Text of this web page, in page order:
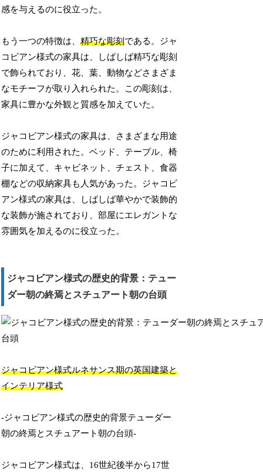
感を与えるのに役立った。
もう一つの特徴は、精巧な彫刻である。ジャ
コビアン様式の家具は、しばしば精巧な彫刻
で飾られており、花、葉、動物などさまざま
なモチーフが取り入れられた。この彫刻は、
家具に豊かな外観と質感を加えていた。
ジャコビアン様式の家具は、さまざまな用途
のために利用された。ベッド、テーブル、椅
子に加えて、キャビネット、チェスト、食器
棚などの収納家具も人気があった。ジャコビ
アン様式の家具は、しばしば華やかで装飾的
な装飾が施されており、部屋にエレガントな
雰囲気を加えるのに役立った。
ジャコビアン様式の歴史的背景：テュー
ダー朝の終焉とスチュアート朝の台頭
ジャコビアン様式ルネサンス期の英国建築と
インテリア様式
-ジャコビアン様式の歴史的背景テューダー
朝の終焉とスチュアート朝の台頭-
ジャコビアン様式は、16世紀後半から17世